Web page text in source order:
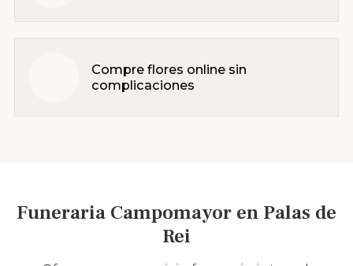
Compre flores online sin
complicaciones
Funeraria Campomayor en Palas de
Rei